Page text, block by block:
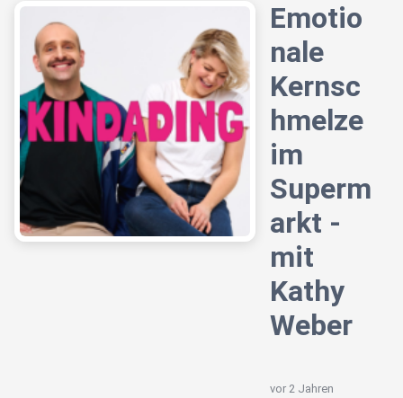
Emotio
nale
Kernsc
hmelze
im
Superm
arkt -
mit
Kathy
Weber
vor 2 Jahren